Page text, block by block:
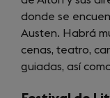
new
tab)
donde se
Austen. Habrá
cenas, teatro,
guiadas, así